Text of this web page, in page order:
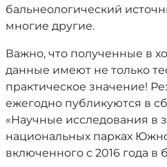
бальнеологический
многие другие.
Важно, что полученные в
данные имеют не только
практическое значение!
ежегодно публикуются в
«Научные исследования в
национальных парках
включенного с 2016 года в